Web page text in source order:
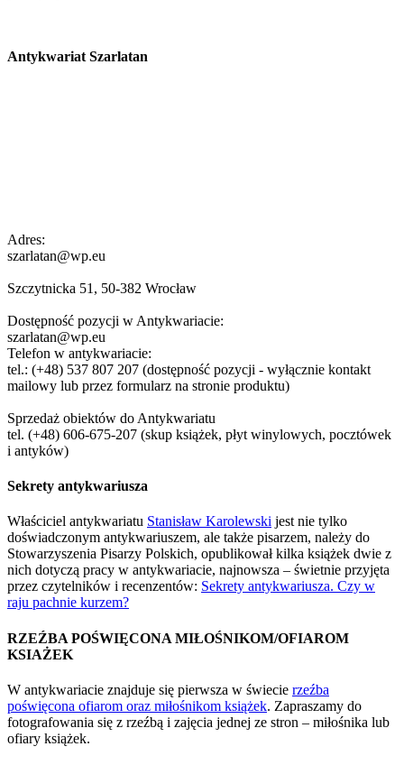
Antykwariat Szarlatan
Adres:
szarlatan@wp.eu
Szczytnicka 51, 50-382 Wrocław
Dostępność pozycji w Antykwariacie:
szarlatan@wp.eu
Telefon w antykwariacie:
tel.: (+48) 537 807 207 (dostępność pozycji - wyłącznie kontakt
mailowy lub przez formularz na stronie produktu)
Sprzedaż obiektów do Antykwariatu
tel. (+48) 606-675-207 (skup książek, płyt winylowych, pocztówek
i antyków)
Sekrety antykwariusza
Właściciel antykwariatu Stanisław Karolewski jest nie tylko
doświadczonym antykwariuszem, ale także pisarzem, należy do
Stowarzyszenia Pisarzy Polskich, opublikował kilka książek dwie z
nich dotyczą pracy w antykwariacie, najnowsza – świetnie przyjęta
przez czytelników i recenzentów: Sekrety antykwariusza. Czy w
raju pachnie kurzem?
RZEŹBA POŚWIĘCONA MIŁOŚNIKOM/OFIAROM
KSIAŻEK
W antykwariacie znajduje się pierwsza w świecie rzeźba
poświęcona ofiarom oraz miłośnikom książek. Zapraszamy do
fotografowania się z rzeźbą i zajęcia jednej ze stron – miłośnika lub
ofiary książek.